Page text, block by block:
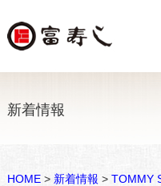
新着情報
HOME> 新着情報 > TOMMY